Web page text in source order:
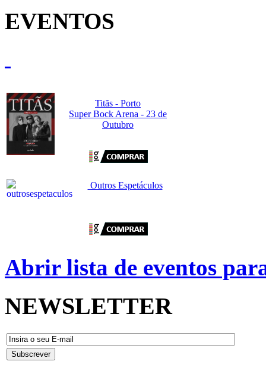
EVENTOS
Titãs - Porto
Super Bock Arena - 23 de
Outubro
Outros Espetáculos
Abrir lista de eventos
NEWSLETTER